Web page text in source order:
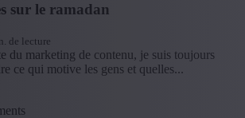
sur le ramadan
de lecture
du marketing de contenu, je suis toujours
ce qui motive les gens et quelles...